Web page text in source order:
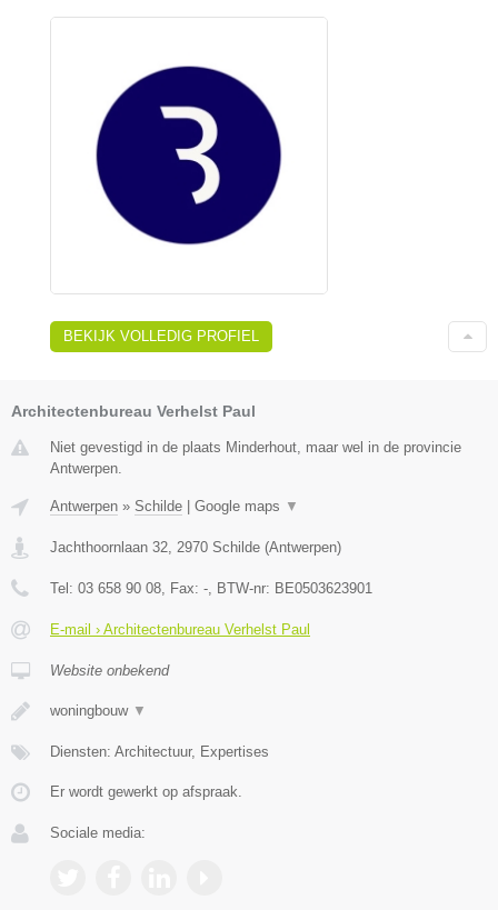
BEKIJK VOLLEDIG PROFIEL
Architectenbureau Verhelst Paul
Niet gevestigd in de plaats Minderhout, maar wel in de provincie
Antwerpen.
Antwerpen » Schilde Google maps ▼
Jachthoornlaan 32 2970 Schilde (Antwerpen)
Tel: 03 658 90 08 , Fax: - , BTW-nr: BE0503623901
E-mail › Architectenbureau Verhelst Paul
Website onbekend
woningbouw ▼
Diensten: Architectuur, Expertises
Er wordt gewerkt op afspraak.
Sociale media: